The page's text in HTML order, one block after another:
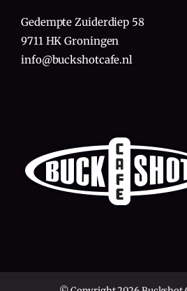
Gedempte Zuiderdiep 58
9711 HK Groningen
info@buckshotcafe.nl